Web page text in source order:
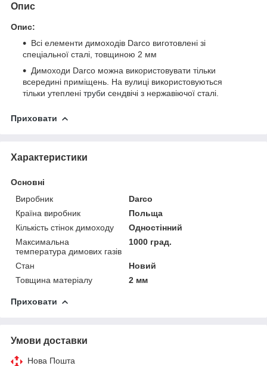
Опис
Опис:
Всі елементи димоходів Darco виготовлені зі
спеціальної сталі, товщиною 2 мм
Димоходи Darco можна використовувати тільки
всередині приміщень. На вулиці використовуються
тільки утеплені труби сендвічі з нержавіючої сталі.
Приховати
Характеристики
Основні
Виробник
Darco
Країна виробник
Польща
Кількість стінок димоходу
Одностінний
Максимальна
температура димових газів
1000 град.
Стан
Новий
Товщина матеріалу
2 мм
Приховати
Умови доставки
Нова Пошта